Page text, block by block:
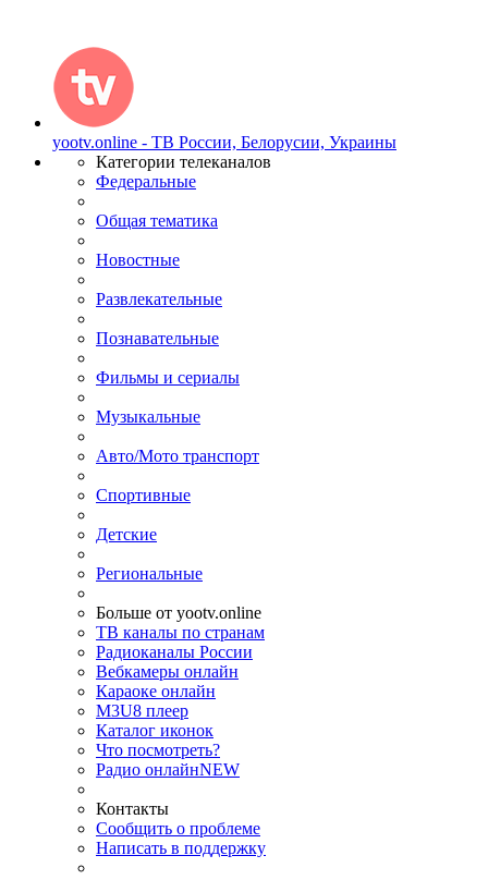
yootv.online - ТВ России, Белорусии, Украины
Категории телеканалов
Федеральные
Общая тематика
Новостные
Развлекательные
Познавательные
Фильмы и сериалы
Музыкальные
Авто/Мото транспорт
Спортивные
Детские
Региональные
Больше от yootv.online
ТВ каналы по странам
Радиоканалы России
Вебкамеры онлайн
Караоке онлайн
M3U8 плеер
Каталог иконок
Что посмотреть?
Радио онлайнNEW
Контакты
Сообщить о проблеме
Написать в поддержку